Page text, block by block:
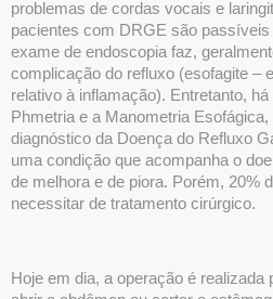
problemas de cordas vocais e
pacientes com DRGE são
exame de endoscopia faz,
complicação do refluxo (esofagite –
relativo à inflamação). Entretanto,
Phmetria e a Manometria
diagnóstico da Doença do Refluxo
uma condição que acompanha o
de melhora e de piora. Porém, 20%
necessitar de tratamento cirúrgico.
Hoje em dia, a operação é realizada